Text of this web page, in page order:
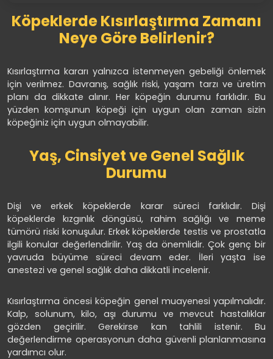
Köpeklerde Kısırlaştırma Zamanı
Neye Göre Belirlenir?
Kısırlaştırma kararı yalnızca istenmeyen gebeliği önlemek
için verilmez. Davranış, sağlık riski, yaşam tarzı ve üretim
planı da dikkate alınır. Her köpeğin durumu farklıdır. Bu
yüzden komşunun köpeği için uygun olan zaman sizin
köpeğiniz için uygun olmayabilir.
Yaş, Cinsiyet ve Genel Sağlık
Durumu
Dişi ve erkek köpeklerde karar süreci farklıdır. Dişi
köpeklerde kızgınlık döngüsü, rahim sağlığı ve meme
tümörü riski konuşulur. Erkek köpeklerde testis ve prostatla
ilgili konular değerlendirilir. Yaş da önemlidir. Çok genç bir
yavruda büyüme süreci devam eder. İleri yaşta ise
anestezi ve genel sağlık daha dikkatli incelenir.
Kısırlaştırma öncesi köpeğin genel muayenesi yapılmalıdır.
Kalp, solunum, kilo, aşı durumu ve mevcut hastalıklar
gözden geçirilir. Gerekirse kan tahlili istenir. Bu
değerlendirme operasyonun daha güvenli planlanmasına
yardımcı olur.